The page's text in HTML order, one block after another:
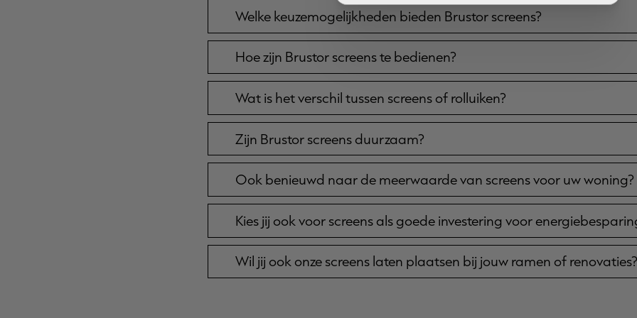
Welke keuzemogelijkheden bieden Brustor screens?
Hoe zijn Brustor screens te bedienen?
Wat is het verschil tussen screens of rolluiken?
Zijn Brustor screens duurzaam?
Ook benieuwd naar de meerwaarde van screens voor uw woning?
Kies jij ook voor screens als goede investering voor
Wil jij ook onze screens laten plaatsen bij jouw ramen of